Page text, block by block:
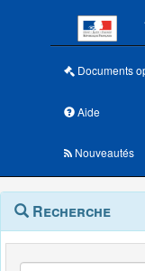
Documents
Aide
Nouveautés
Navigation
outils
Menu
contextuel
Recherche